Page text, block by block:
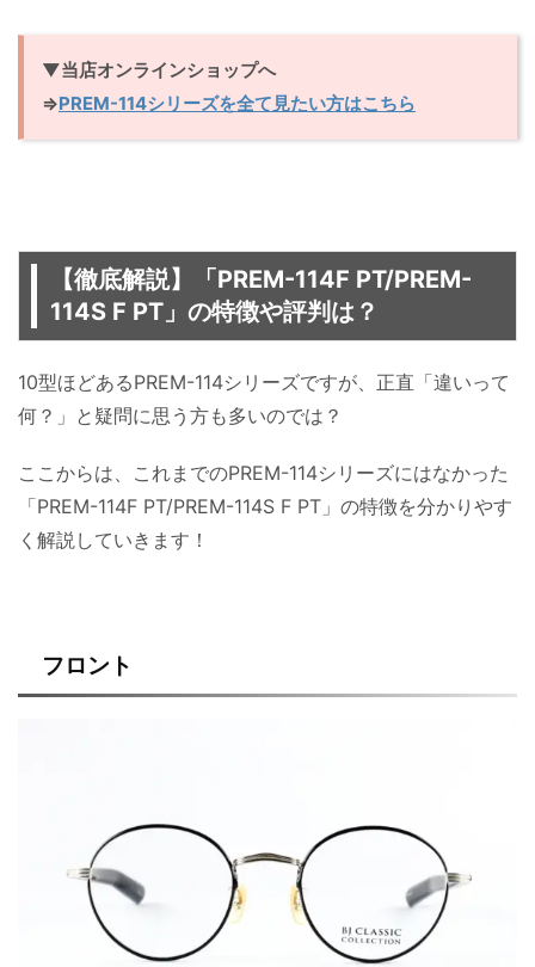
▼当店オンラインショップへ
⇒PREM-114シリーズを全て見たい方はこちら
【徹底解説】「PREM-114F PT/PREM-
114S F PT」の特徴や評判は？
10型ほどあるPREM-114シリーズですが、正直「違いって
何？」と疑問に思う方も多いのでは？
ここからは、これまでのPREM-114シリーズにはなかった
「PREM-114F PT/PREM-114S F PT」の特徴を分かりやす
く解説していきます！
フロント